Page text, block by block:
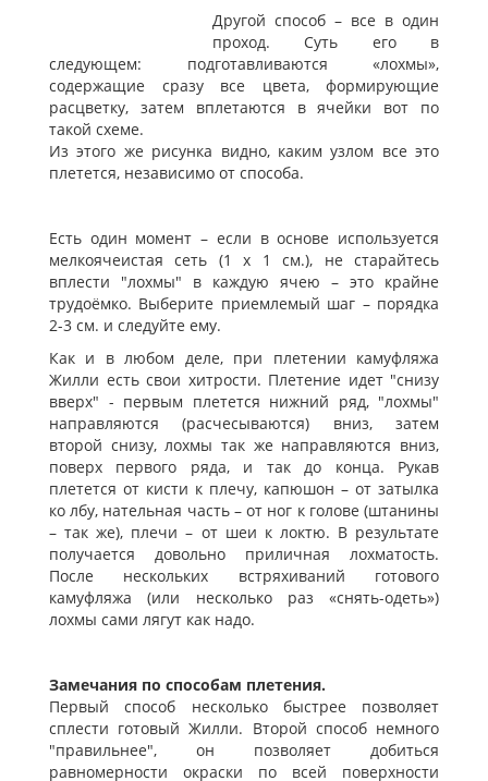
Другой способ – все в один
проход. Суть его в
следующем: подготавливаются «лохмы»,
содержащие сразу все цвета, формирующие
расцветку, затем вплетаются в ячейки вот по
такой схеме.
Из этого же рисунка видно, каким узлом все это
плетется, независимо от способа.
Есть один момент – если в основе используется
мелкоячеистая сеть (1 х 1 см.), не старайтесь
вплести "лохмы" в каждую ячею – это крайне
трудоёмко. Выберите приемлемый шаг – порядка
2-3 см. и следуйте ему.
Как и в любом деле, при плетении камуфляжа
Жилли есть свои хитрости. Плетение идет "снизу
вверх" - первым плетется нижний ряд, "лохмы"
направляются (расчесываются) вниз, затем
второй снизу, лохмы так же направляются вниз,
поверх первого ряда, и так до конца. Рукав
плетется от кисти к плечу, капюшон – от затылка
ко лбу, нательная часть – от ног к голове (штанины
– так же), плечи – от шеи к локтю. В результате
получается довольно приличная лохматость.
После нескольких встряхиваний готового
камуфляжа (или несколько раз «снять-одеть»)
лохмы сами лягут как надо.
Замечания по способам плетения.
Первый способ несколько быстрее позволяет
сплести готовый Жилли. Второй способ немного
"правильнее", он позволяет добиться
равномерности окраски по всей поверхности